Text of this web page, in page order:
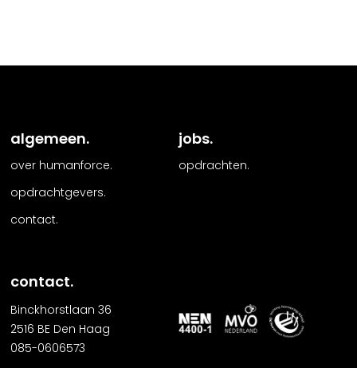
algemeen.
over humanforce.
opdrachtgevers.
contact.
jobs.
opdrachten.
contact.
Binckhorstlaan 36
2516 BE Den Haag
085-0606573